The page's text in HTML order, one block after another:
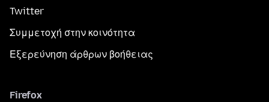
Twitter
Συμμετοχή στην κοινότητα
Εξερεύνηση άρθρων βοήθειας
Firefox